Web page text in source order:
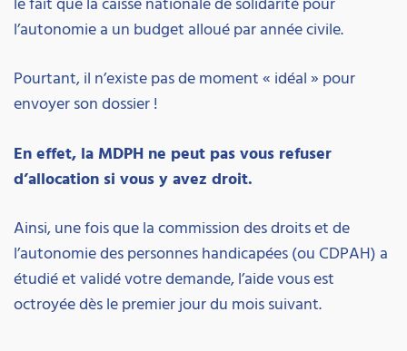
l’autonomie a un budget alloué par année civile.
Pourtant, il n’existe pas de moment « idéal » pour
envoyer son dossier !
En effet, la MDPH ne peut pas vous refuser
d’allocation si vous y avez droit.
Ainsi, une fois que la commission des droits et de
l’autonomie des personnes handicapées (ou CDPAH) a
étudié et validé votre demande, l’aide vous est
octroyée dès le premier jour du mois suivant.